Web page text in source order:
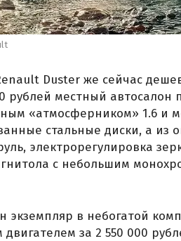
Duster же сейчас
рублей местный автосалон
«атмосферником» 1.6 и
стальные диски, а из
электрорегулировка
с небольшим
экземпляр в небогатой
за 2 550 000